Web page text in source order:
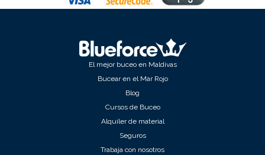
El mejor buceo en Maldivas
Bucear en el Mar Rojo
Blog
Cursos de Buceo
Alquiler de material
Seguros
Trabaja con nosotros